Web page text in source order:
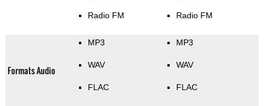
Radio FM Radio FM
Formats Audio
MP3
WAV
FLAC
MP3
WAV
FLAC